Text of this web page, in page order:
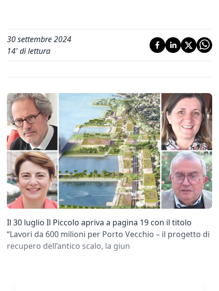
30 settembre 2024
14' di lettura
Il 30 luglio Il Piccolo apriva a pagina 19 con il titolo
“Lavori da 600 milioni per Porto Vecchio – il progetto di
recupero dell’antico scalo, la giun